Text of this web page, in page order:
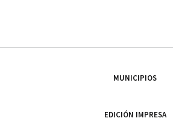
MUNICIPIOS
EDICIÓN IMPRESA